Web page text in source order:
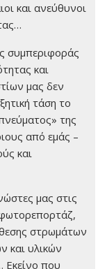
και ανεύθυνοι
συμπεριφοράς
και
μας δεν
τάση το
της
από εμάς –
και
μας στις
στρωμάτων
και υλικών
Εκείνο που